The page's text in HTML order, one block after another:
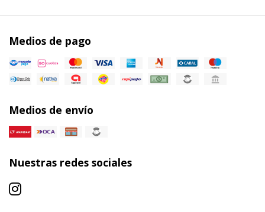
Medios de pago
Medios de envío
Nuestras redes sociales